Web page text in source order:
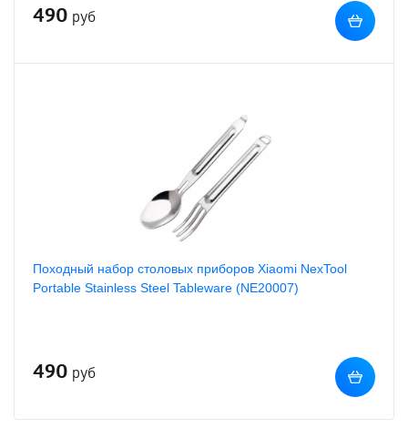
490 руб
Походный набор столовых приборов Xiaomi NexTool
Portable Stainless Steel Tableware (NE20007)
490 руб